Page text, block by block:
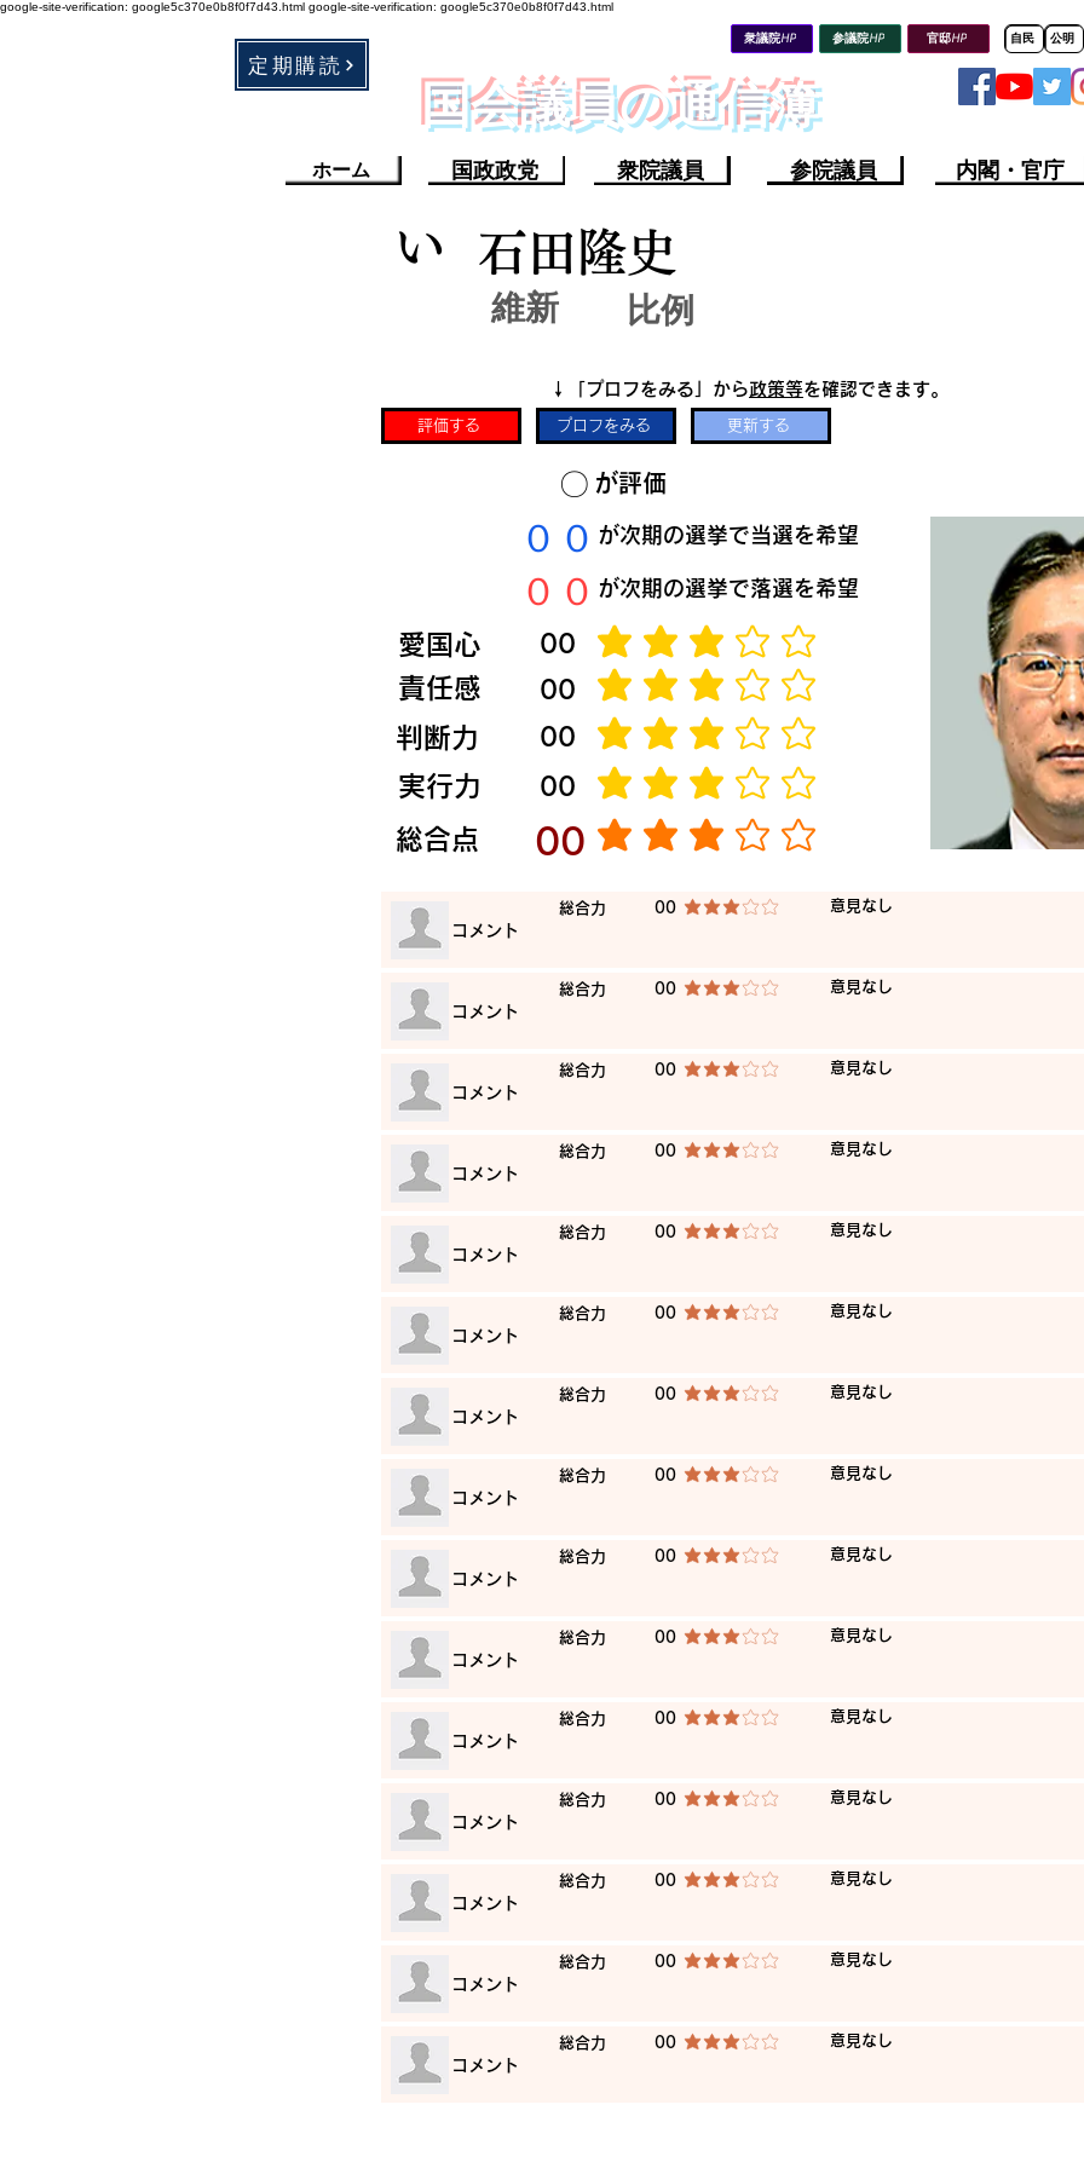
google-site-verification: google5c370e0b8f0f7d43.html google-site-verification: google5c370e0b8f0f7d43.html
定期購読
衆議院HP 参議院HP
​国会議員の通信簿
ホーム 国政政党 衆院議員 参院議員
官邸HP 自民 公明
内閣・官庁
い 石田隆史
維新 比例
​↓「プロフをみる」から政策等を確認できます。
評価する プロフをみる 更新する
​〇​
​００
​００
​愛国心 ​00
​責任感
​判断力
​00
​00
​が評価
​が次期の選挙で当選を希望
​が次期の選挙で落選を希望
平均評価 3 /5
平均評価 3 /5
平均評価 3 /5
​実行力 ​00
​総合点 ​00
平均評価 3 /5
平均評価 3 /5
​総合力 00 平均評価 3 /5 ​意見なし
​コメント
​総合力 00 平均評価 3 /5 ​意見なし
​コメント
​総合力 00 平均評価 3 /5 ​意見なし
​コメント
​総合力 00 平均評価 3 /5 ​意見なし
​コメント
​総合力 00 平均評価 3 /5 ​意見なし
​コメント
​総合力 00 平均評価 3 /5 ​意見なし
​コメント
​総合力 00 平均評価 3 /5 ​意見なし
​コメント
​総合力 00 平均評価 3 /5 ​意見なし
​コメント
​総合力 00 平均評価 3 /5 ​意見なし
​コメント
​総合力 00 平均評価 3 /5 ​意見なし
​コメント
​総合力 00 平均評価 3 /5 ​意見なし
​コメント
​総合力 00 平均評価 3 /5 ​意見なし
​コメント
​総合力 00 平均評価 3 /5 ​意見なし
​コメント
​総合力 00 平均評価 3 /5 ​意見なし
​コメント
​総合力 00 平均評価 3 /5 ​意見なし
​コメント